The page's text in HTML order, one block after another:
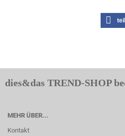
dies&das TREND-SHOP
MEHR ÜBER...
Kontakt